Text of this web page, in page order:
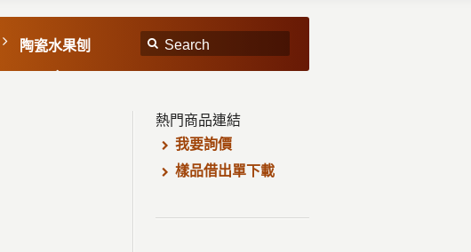
陶瓷水果刨
熱門商品連結
我要詢價
樣品借出單下載